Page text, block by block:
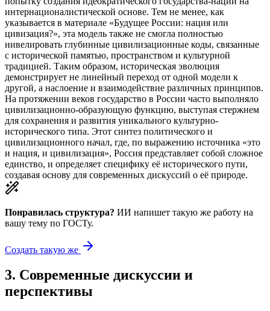
интернационалистической основе. Тем не менее, как
указывается в материале «Будущее России: нация или
цивизация?», эта модель также не смогла полностью
нивелировать глубинные цивилизационные коды, связанные
с исторической памятью, пространством и культурной
традицией. Таким образом, историческая эволюция
демонстрирует не линейный переход от одной модели к
другой, а наслоение и взаимодействие различных принципов.
На протяжении веков государство в России часто выполняло
цивилизационно-образующую функцию, выступая стержнем
для сохранения и развития уникального культурно-
исторического типа. Этот синтез политического и
цивилизационного начал, где, по выражению источника «это
и нация, и цивилизация», Россия представляет собой сложное
единство, и определяет специфику её исторического пути,
создавая основу для современных дискуссий о её природе.
Понравилась структура? ИИ напишет такую же работу на
вашу тему по ГОСТу.
Создать такую же
3. Современные дискуссии и
перспективы